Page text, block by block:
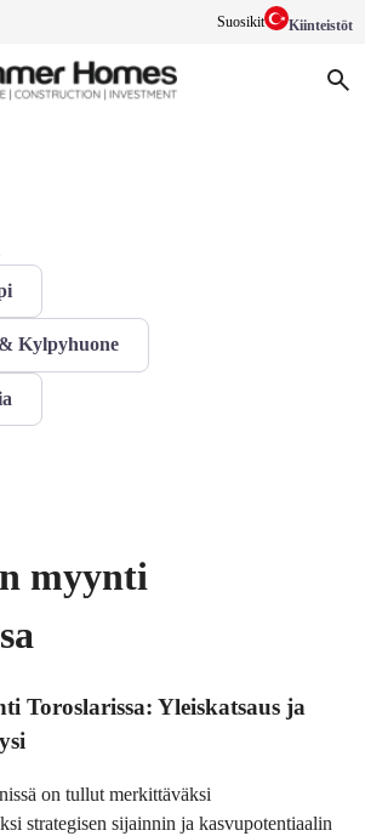
Suosikit Kiinteistöt
Kylpyhuone
myynti
Toroslarissa: Yleiskatsaus ja
on tullut merkittäväksi
strategisen sijainnin ja kasvupotentiaalin